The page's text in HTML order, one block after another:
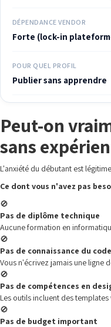
DÉPENDANCE VENDOR
Forte (lock-in
POUR QUEL PROFIL
Publier sans apprendre
Peut-on
sans
L'anxiété du débutant est
Ce dont vous n'avez pas
🚫
Pas de diplôme technique
Aucune formation en
🚫
Pas de connaissance du code
Vous n'écrivez jamais une ligne
🚫
Pas de compétences en
Les outils incluent des
🚫
Pas de budget important